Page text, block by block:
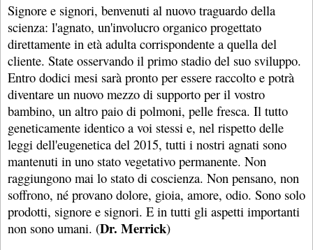
Signore e signori, benvenuti al nuovo traguardo della
scienza: l'agnato, un'involucro organico progettato
direttamente in età adulta corrispondente a quella del
cliente. State osservando il primo stadio del suo sviluppo.
Entro dodici mesi sarà pronto per essere raccolto e potrà
diventare un nuovo mezzo di supporto per il vostro
bambino, un altro paio di polmoni, pelle fresca. Il tutto
geneticamente identico a voi stessi e, nel rispetto delle
leggi dell'eugenetica del 2015, tutti i nostri agnati sono
mantenuti in uno stato vegetativo permanente. Non
raggiungono mai lo stato di coscienza. Non pensano, non
soffrono, né provano dolore, gioia, amore, odio. Sono solo
prodotti, signore e signori. E in tutti gli aspetti importanti
non sono umani. (Dr. Merrick)